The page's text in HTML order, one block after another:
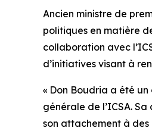
Ancien ministre de
politiques en matière
collaboration avec
d’initiatives visant à
« Don Boudria a été
générale de l’ICSA.
son attachement à